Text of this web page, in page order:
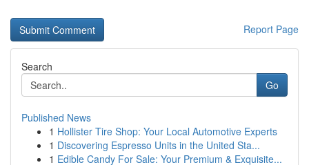
Report Page
Search
Go
Published News
1 Hollister Tire Shop: Your Local Automotive Experts
1 Discovering Espresso Units in the United Sta...
1 Edible Candy For Sale: Your Premium & Exquisite...